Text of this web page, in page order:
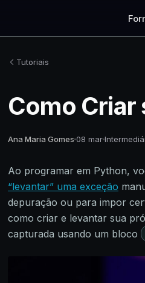
Tutoriais
Como Criar
Ana Maria Gomes 08 mar
Ao programar em Python,
“levantar” uma exceção
depuração ou para impor
como criar e levantar sua
capturada usando um bloco